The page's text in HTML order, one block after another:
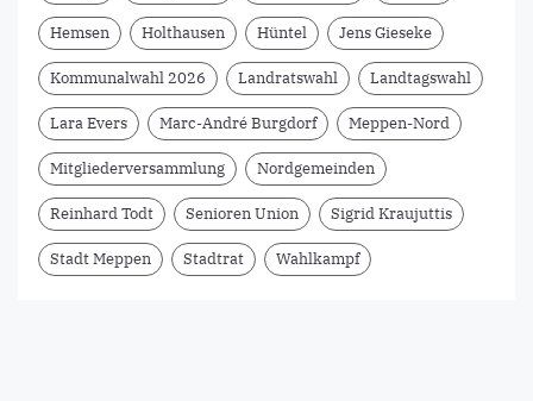
Hemsen Holthausen Hüntel Jens Gieseke
Kommunalwahl 2026 Landratswahl Landtagswahl
Lara Evers Marc-André Burgdorf Meppen-Nord
Mitgliederversammlung Nordgemeinden
Reinhard Todt Senioren Union Sigrid Kraujuttis
Stadt Meppen Stadtrat Wahlkampf